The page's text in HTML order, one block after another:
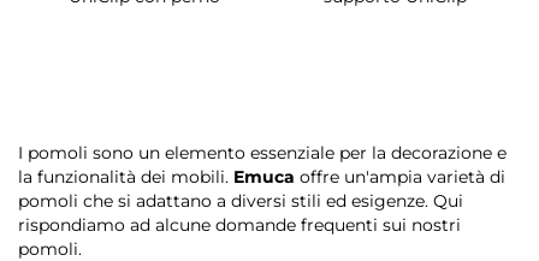
I pomoli sono un elemento essenziale per la decorazione e
la funzionalità dei mobili. Emuca offre un'ampia varietà di
pomoli che si adattano a diversi stili ed esigenze. Qui
rispondiamo ad alcune domande frequenti sui nostri
pomoli.